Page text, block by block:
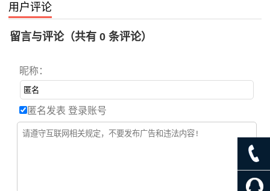
用户评论
留言与评论（共有 0 条评论）
昵称：
匿名发表 登录账号